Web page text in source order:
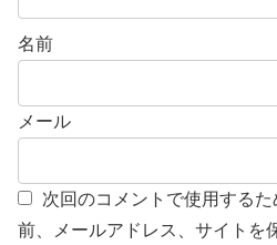
名前
メール
次回のコメントで使用する
前、メールアドレス、サイトを